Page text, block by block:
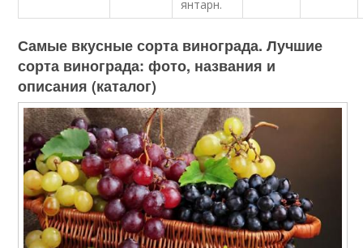
янтарн.
Самые вкусные сорта винограда. Лучшие
сорта винограда: фото, названия и
описания (каталог)